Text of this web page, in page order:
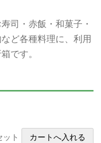
司・赤飯・和菓子・
ど各種料理に、利用
です。
ット